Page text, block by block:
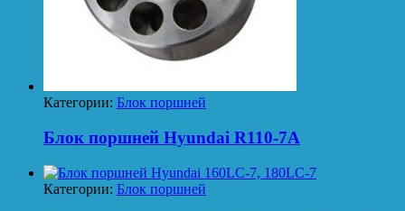
Категории: Блок поршней
Блок поршней Hyundai R110-7A
Категории: Блок поршней